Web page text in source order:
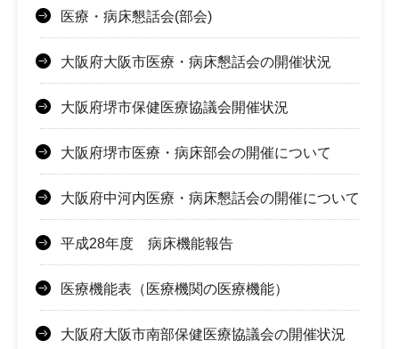
医療・病床懇話会(部会)
大阪府大阪市医療・病床懇話会の開催状況
大阪府堺市保健医療協議会開催状況
大阪府堺市医療・病床部会の開催について
大阪府中河内医療・病床懇話会の開催について
平成28年度 病床機能報告
医療機能表（医療機関の医療機能）
大阪府大阪市南部保健医療協議会の開催状況